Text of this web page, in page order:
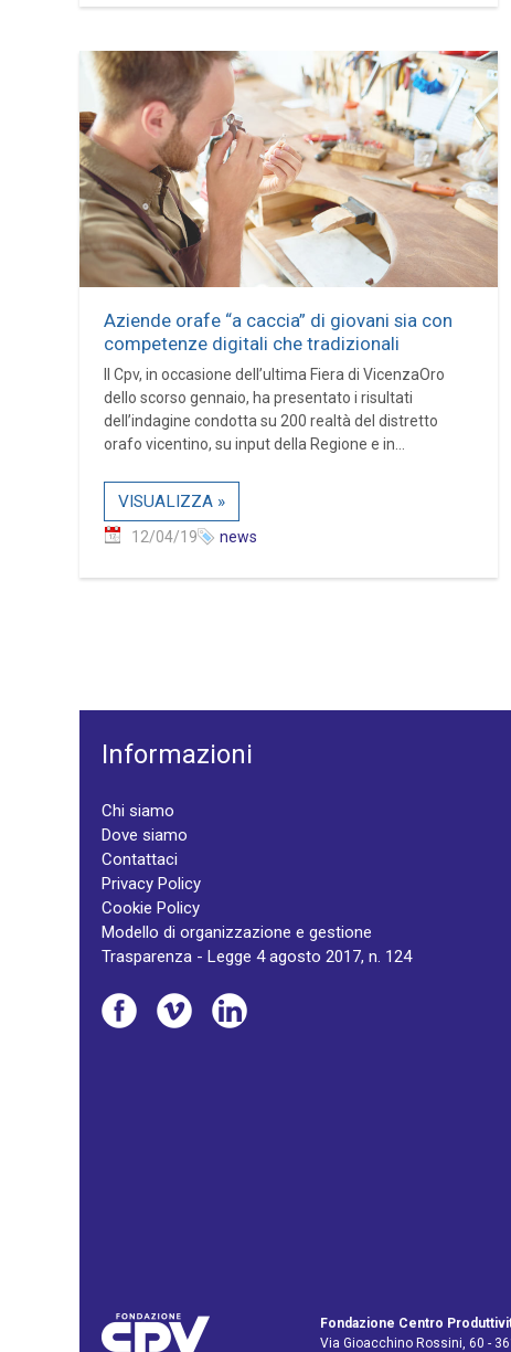
Aziende orafe “a caccia” di giovani sia con
competenze digitali che tradizionali
Il Cpv, in occasione dell’ultima Fiera di VicenzaOro
dello scorso gennaio, ha presentato i risultati
dell’indagine condotta su 200 realtà del distretto
orafo vicentino, su input della Regione e in...
VISUALIZZA »
12/04/19 news
Informazioni
Chi siamo
Dove siamo
Contattaci
Privacy Policy
Cookie Policy
Modello di organizzazione e gestione
Trasparenza - Legge 4 agosto 2017, n. 124
Fondazione Centro
Via Gioacchino Rossini, 60 -